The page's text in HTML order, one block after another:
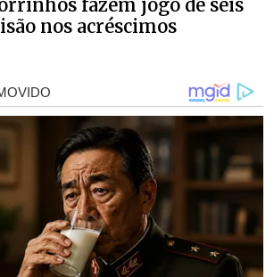
fazem jogo de seis
nos acréscimos